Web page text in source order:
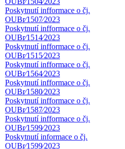
Poskytnutí infformace o čj.
OUBr⁄1507⁄2023
Poskytnutí infformace o čj.
OUBr⁄1514⁄2023
Poskytnutí infformace o čj.
OUBr⁄1515⁄2023
Poskytnutí infformace o čj.
OUBr⁄1564⁄2023
Poskytnutí infformace o čj.
OUBr⁄1580⁄2023
Poskytnutí infformace o čj.
OUBr⁄1587⁄2023
Poskytnutí infformace o čj.
OUBr⁄1599⁄2023
Poskytnutí informace o čj.
OUBr⁄1599⁄2023